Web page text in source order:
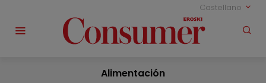
Castellano
Alimentación